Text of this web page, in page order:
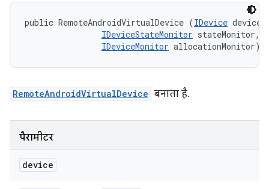
public RemoteAndroidVirtualDevice (IDevice
IDeviceStateMonitor stateMonitor,
IDeviceMonitor allocationMonitor)
RemoteAndroidVirtualDevice बनाता है.
पैरामीटर
device